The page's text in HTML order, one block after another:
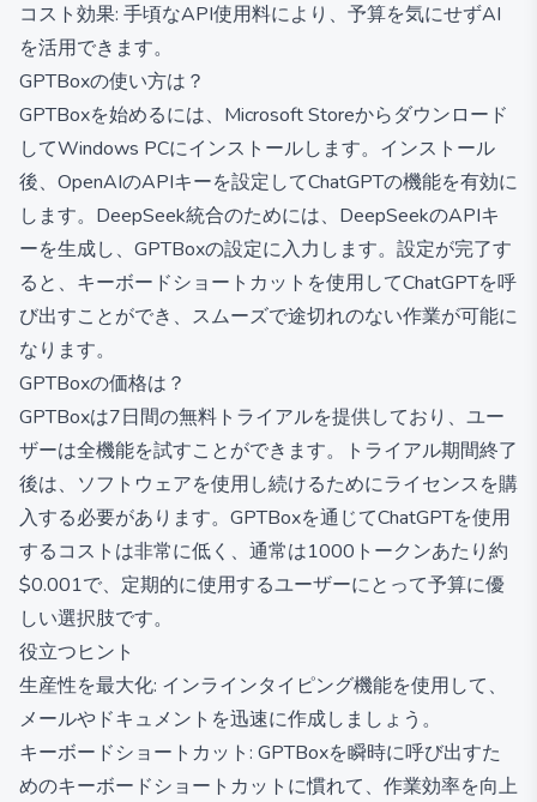
コスト効果: 手頃なAPI使用料により、予算を気にせずAI
を活用できます。
GPTBoxの使い方は？
GPTBoxを始めるには、Microsoft Storeからダウンロード
してWindows PCにインストールします。インストール
後、OpenAIのAPIキーを設定してChatGPTの機能を有効に
します。DeepSeek統合のためには、DeepSeekのAPIキ
ーを生成し、GPTBoxの設定に入力します。設定が完了す
ると、キーボードショートカットを使用してChatGPTを呼
び出すことができ、スムーズで途切れのない作業が可能に
なります。
GPTBoxの価格は？
GPTBoxは7日間の無料トライアルを提供しており、ユー
ザーは全機能を試すことができます。トライアル期間終了
後は、ソフトウェアを使用し続けるためにライセンスを購
入する必要があります。GPTBoxを通じてChatGPTを使用
するコストは非常に低く、通常は1000トークンあたり約
$0.001で、定期的に使用するユーザーにとって予算に優
しい選択肢です。
役立つヒント
生産性を最大化: インラインタイピング機能を使用して、
メールやドキュメントを迅速に作成しましょう。
キーボードショートカット: GPTBoxを瞬時に呼び出すた
めのキーボードショートカットに慣れて、作業効率を向上